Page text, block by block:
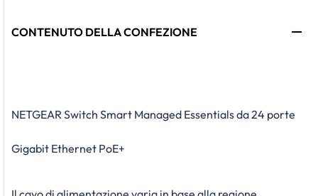
CONTENUTO DELLA CONFEZIONE
NETGEAR Switch Smart Managed Essentials da 24 porte
Gigabit Ethernet PoE+